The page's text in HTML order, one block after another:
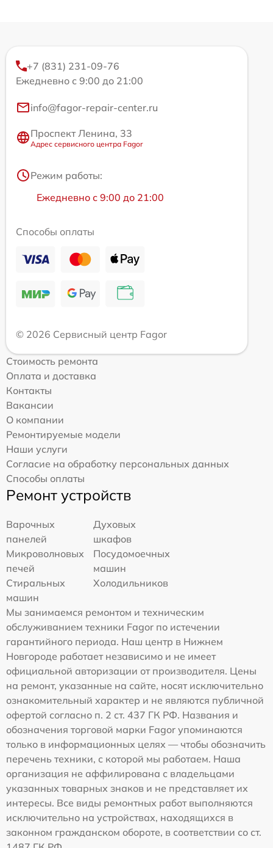
+7 (831) 231-09-76
Ежедневно с 9:00 до 21:00
info@fagor-repair-center.ru
Проспект Ленина, 33
Адрес сервисного центра Fagor
Режим работы:
Ежедневно с 9:00 до 21:00
Способы оплаты
© 2026 Сервисный центр Fagor
Стоимость ремонта
Оплата и доставка
Контакты
Вакансии
О компании
Ремонтируемые модели
Наши услуги
Согласие на обработку персональных данных
Способы оплаты
Ремонт устройств
Варочных
панелей
Духовых
шкафов
Микроволновых
печей
Посудомоечных
машин
Стиральных
машин
Холодильников
Мы занимаемся ремонтом и техническим
обслуживанием техники Fagor по истечении
гарантийного периода. Наш центр в Нижнем
Новгороде работает независимо и не имеет
официальной авторизации от производителя. Цены
на ремонт, указанные на сайте, носят исключительно
ознакомительный характер и не являются публичной
офертой согласно п. 2 ст. 437 ГК РФ. Названия и
обозначения торговой марки Fagor упоминаются
только в информационных целях — чтобы обозначить
перечень техники, с которой мы работаем. Наша
организация не аффилирована с владельцами
указанных товарных знаков и не представляет их
интересы. Все виды ремонтных работ выполняются
исключительно на устройствах, находящихся в
законном гражданском обороте, в соответствии со ст.